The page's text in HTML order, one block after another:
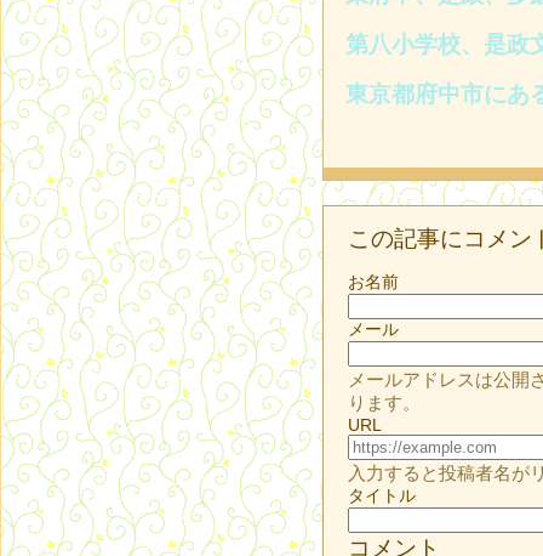
第八小学校、是政
東京都府中市にあ
この記事にコメン
お名前
メール
メールアドレスは公開
ります。
URL
入力すると投稿者名が
タイトル
コメント